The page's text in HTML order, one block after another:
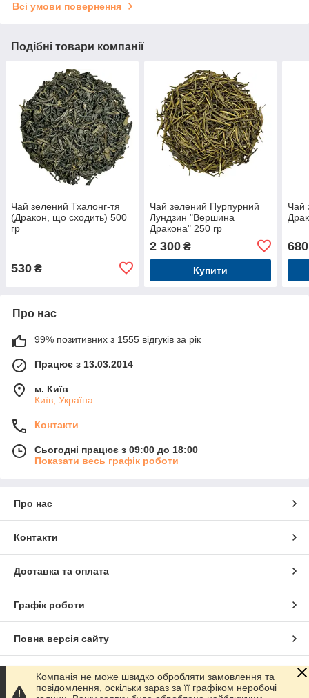
Всі умови повернення
Подібні товари компанії
Чай зелений Тхалонг-тя
(Дракон, що сходить) 500
гр
530 ₴
Чай зелений Пурпурний
Лундзин "Вершина
Дракона" 250 гр
2 300₴
Купити
Чай
680
Про нас
99% позитивних з 1555 відгуків за рік
Працює з 13.03.2014
м. Київ
Київ, Україна
Контакти
Сьогодні працює з 09:00 до 18:00
Показати весь графік роботи
Про нас
Контакти
Доставка та оплата
Графік роботи
Повна версія сайту
Сайт створено на маркетплейсі Prom.ua
Компанія не може швидко обробляти замовлення та
повідомлення, оскільки зараз за її графіком неробочі